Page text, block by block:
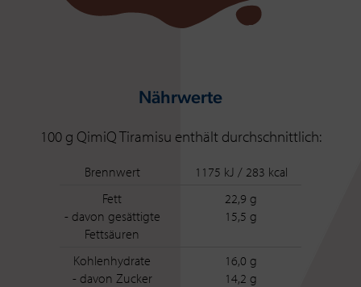
Nährwerte
100 g QimiQ Tiramisu enthält durchschnittlich:
Brennwert
1175 kJ / 283 kcal
Fett
22,9 g
- davon gesättigte
Fettsäuren
15,5 g
Kohlenhydrate
16,0 g
- davon Zucker
14,2 g